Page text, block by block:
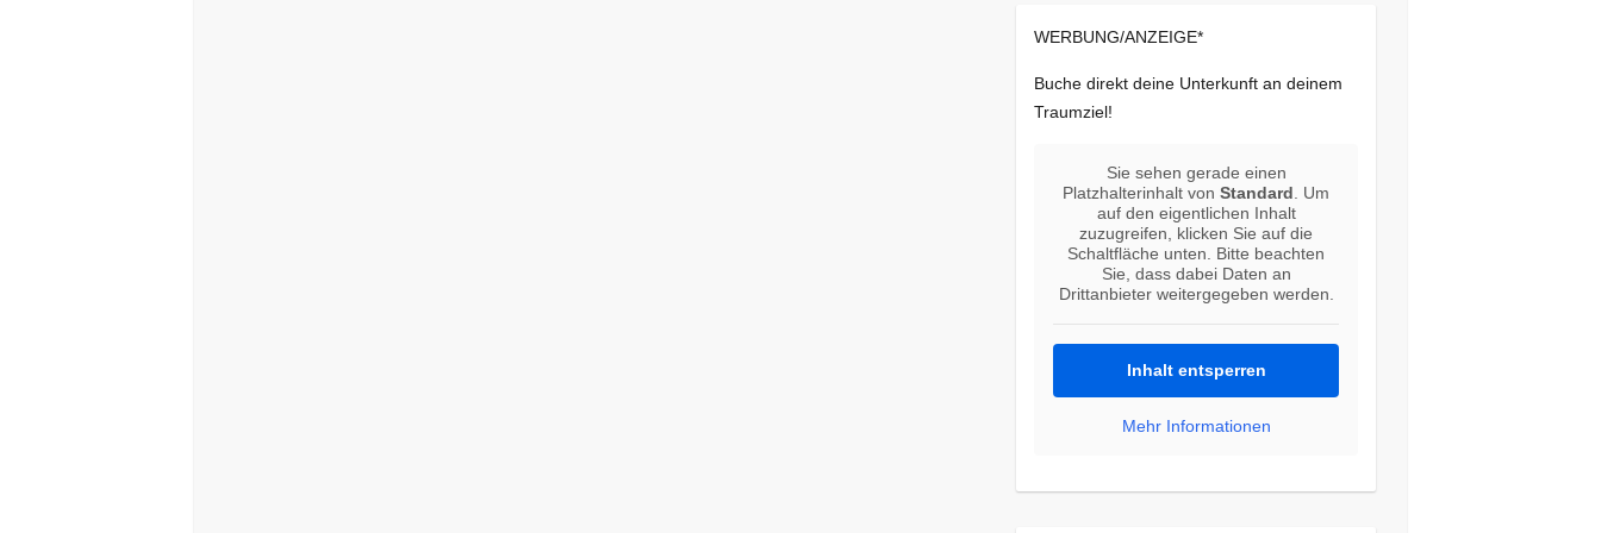
WERBUNG/ANZEIGE*
Buche direkt deine Unterkunft an deinem
Traumziel!
Sie sehen gerade einen
Platzhalterinhalt vonStandard . Um
auf den eigentlichen Inhalt
zuzugreifen, klicken Sie auf die
Schaltfläche unten. Bitte beachten
Sie, dass dabei Daten an
Drittanbieter weitergegeben werden.
Inhalt entsperren
Mehr Informationen